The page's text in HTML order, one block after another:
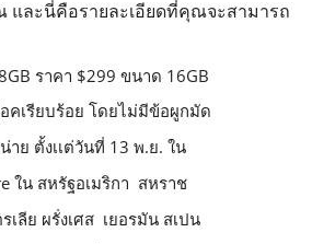
และนี่คือรายละเอียดที่คุณจะสามารถ
ราคา $299 ขนาด 16GB
คเรียบร้อย โดยไม่มีข้อผูกมัด
ย ตั้งเเต่วันที่ 13 พ.ย. ใน
ใน สหรัฐอเมริกา  สหราช
เลีย ผรั่งเศส  เยอรมัน สเปน